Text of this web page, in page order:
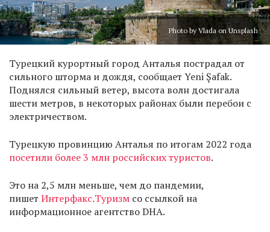
Photo by Vlada on Unsplash
Турецкий курортный город Анталья пострадал от
сильного шторма и дождя, сообщает Yeni Şafak.
Поднялся сильный ветер, высота волн достигала
шести метров, в некоторых районах были перебои с
электричеством.
Турецкую провинцию Анталья по итогам 2022 года
посетили более 3 млн российских туристов.
Это на 2,5 млн меньше, чем до пандемии,
пишет Интерфакс.Туризм со ссылкой на
информационное агентство DHA.